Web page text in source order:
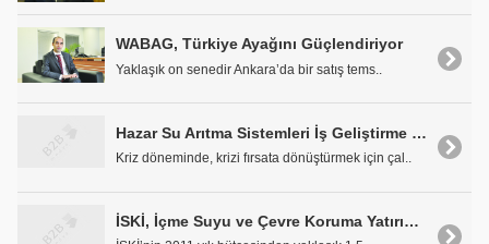
WABAG, Türkiye Ayağını Güçlendiriyor
Yaklaşık on senedir Ankara’da bir satış tems..
Hazar Su Arıtma Sistemleri İş Geliştirme ve Stratejik Planlama Sorumlusu Orçin Kelleci: 'Hazar Arıtım, Krizden Güçlenerek Çıktı'
Kriz döneminde, krizi fırsata dönüştürmek için çal..
İSKİ, İçme Suyu ve Çevre Koruma Yatırımlarına 1,5 Milyar TL Ayırdı